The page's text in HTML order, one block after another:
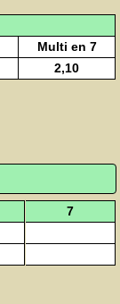
Multi en 7
2,10
7